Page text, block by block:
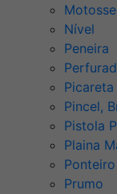
Nível
Peneira
Picareta
Pincel,
Pistola
Plaina
Ponteiro
Prumo